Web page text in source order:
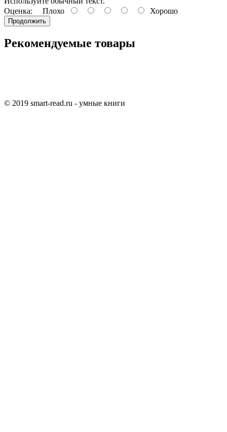
Оценка: Плохо Хорошо
Продолжить
Рекомендуемые товары
© 2019 smart-read.ru - умные книги